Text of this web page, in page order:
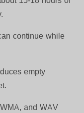
continue while
empty
and WAV